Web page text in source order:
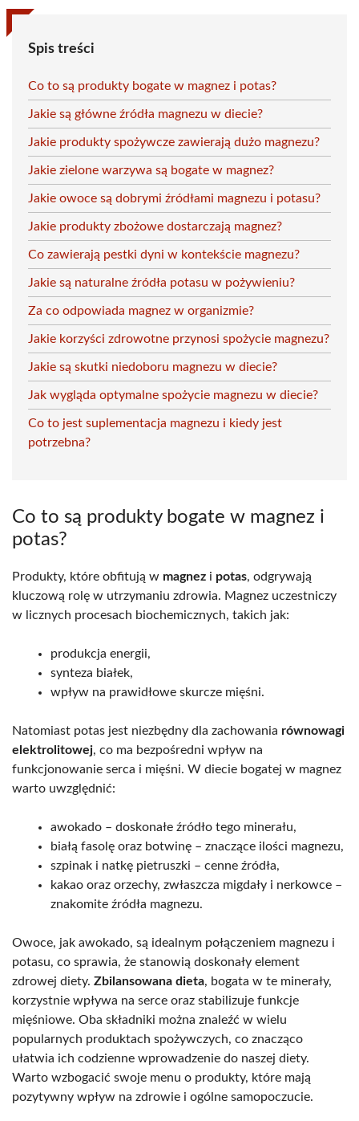
Spis treści
Co to są produkty bogate w magnez i potas?
Jakie są główne źródła magnezu w diecie?
Jakie produkty spożywcze zawierają dużo magnezu?
Jakie zielone warzywa są bogate w magnez?
Jakie owoce są dobrymi źródłami magnezu i potasu?
Jakie produkty zbożowe dostarczają magnez?
Co zawierają pestki dyni w kontekście magnezu?
Jakie są naturalne źródła potasu w pożywieniu?
Za co odpowiada magnez w organizmie?
Jakie korzyści zdrowotne przynosi spożycie magnezu?
Jakie są skutki niedoboru magnezu w diecie?
Jak wygląda optymalne spożycie magnezu w diecie?
Co to jest suplementacja magnezu i kiedy jest
potrzebna?
Co to są produkty bogate w magnez i
potas?
Produkty, które obfitują w magnez i potas, odgrywają
kluczową rolę w utrzymaniu zdrowia. Magnez uczestniczy
w licznych procesach biochemicznych, takich jak:
produkcja energii,
synteza białek,
wpływ na prawidłowe skurcze mięśni.
Natomiast potas jest niezbędny dla zachowania równowagi
elektrolitowej, co ma bezpośredni wpływ na
funkcjonowanie serca i mięśni. W diecie bogatej w magnez
warto uwzględnić:
awokado – doskonałe źródło tego minerału,
białą fasolę oraz botwinę – znaczące ilości magnezu,
szpinak i natkę pietruszki – cenne źródła,
kakao oraz orzechy, zwłaszcza migdały i nerkowce –
znakomite źródła magnezu.
Owoce, jak awokado, są idealnym połączeniem magnezu i
potasu, co sprawia, że stanowią doskonały element
zdrowej diety. Zbilansowana dieta, bogata w te minerały,
korzystnie wpływa na serce oraz stabilizuje funkcje
mięśniowe. Oba składniki można znaleźć w wielu
popularnych produktach spożywczych, co znacząco
ułatwia ich codzienne wprowadzenie do naszej diety.
Warto wzbogacić swoje menu o produkty, które mają
pozytywny wpływ na zdrowie i ogólne samopoczucie.